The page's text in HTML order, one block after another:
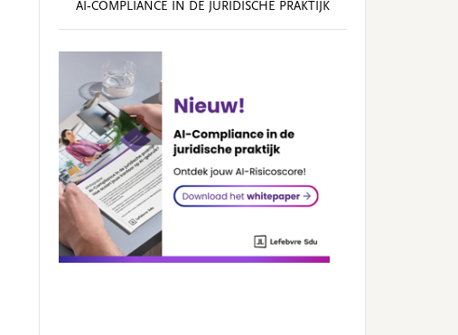
AI‑COMPLIANCE IN DE JURIDISCHE PRAKTIJK